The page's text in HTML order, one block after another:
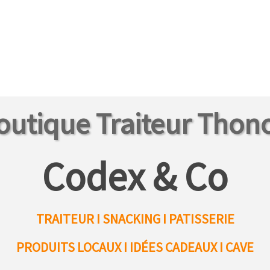
Traiteur
Codex & Co
TRAITEUR I SNACKING I PATISSERIE
PRODUITS LOCAUXI IDÉES CADEAUX I CAVE